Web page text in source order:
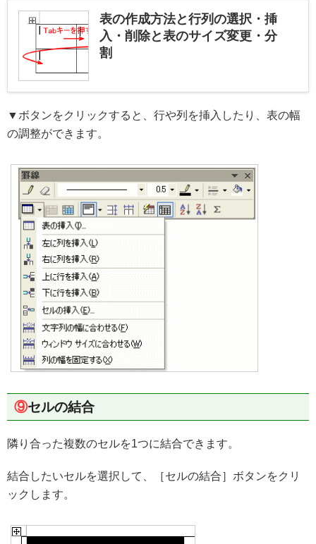
表の作成方法と行列の選択・挿
入・削除と表のサイズ変更・分
割
▼ボタンをクリックすると、行や列を挿入したり、表の幅
の調整ができます。
⑨セルの結合
隣り合った複数のセルを1つに結合できます。
結合したいセルを選択して、［セルの結合］ボタンをクリ
ックします。